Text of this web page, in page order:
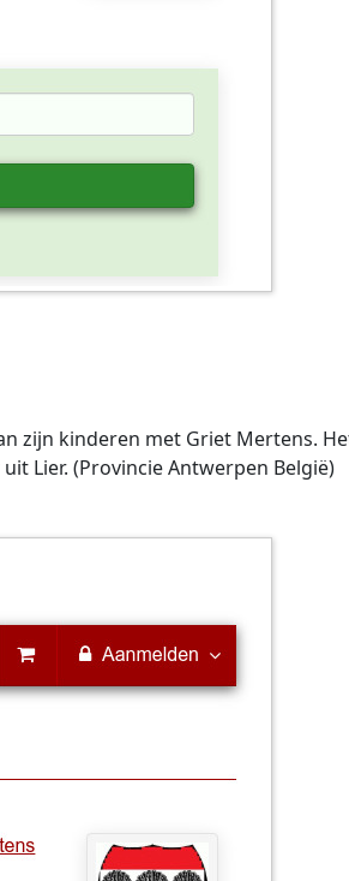
zijn kinderen met Griet Mertens.
Lier. (Provincie Antwerpen België)